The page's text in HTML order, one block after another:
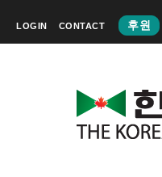
LOGIN CONTACT 후원